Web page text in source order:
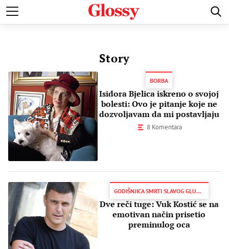
POZNATI MODA I LEPOTA ZDRAVI I SREĆNI LJUBAV
Story
BORBA
Isidora Bjelica iskreno o svojoj
bolesti: Ovo je pitanje koje ne
dozvoljavam da mi postavljaju
8 Komentara
GODIŠNJICA SMRTI SLAVOG GLUMCA
Dve reči tuge: Vuk Kostić se na
emotivan način prisetio
preminulog oca